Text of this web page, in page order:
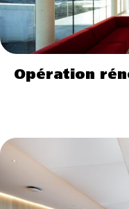
Opération